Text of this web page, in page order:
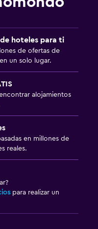
hoteles para ti
de ofertas de
un solo lugar.
alojamientos
en millones de
reales.
para realizar un